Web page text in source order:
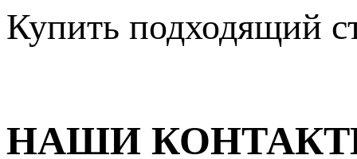
Купить подходящий
НАШИ